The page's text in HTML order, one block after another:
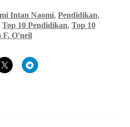
Intan Naomi,Pendidikan,
Top 10 Pendidikan,Top 10
F. O'neil